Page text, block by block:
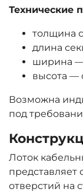
Технические
толщина
длина
ширина —
высота —
Возможна
под
Лоток
представляет
отверстий на